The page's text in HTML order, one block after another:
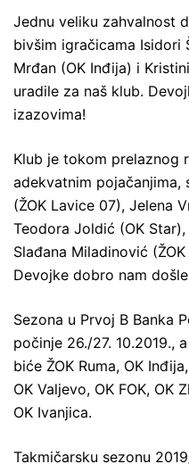
Jednu veliku zahvalnost
bivšim igračicama Isidori
Mrđan (OK Inđija) i
uradile za naš klub.
izazovima!
Klub je tokom prelaznog
adekvatnim
(ŽOK Lavice 07), Jelena
Teodora Joldić (OK
Slađana Miladinović
Devojke dobro nam
Sezona u Prvoj B Banka
počinje 26./27. 10.2019.,
biće ŽOK Ruma, OK
OK Valjevo, OK FOK, OK
OK Ivanjica.
Takmičarsku sezonu